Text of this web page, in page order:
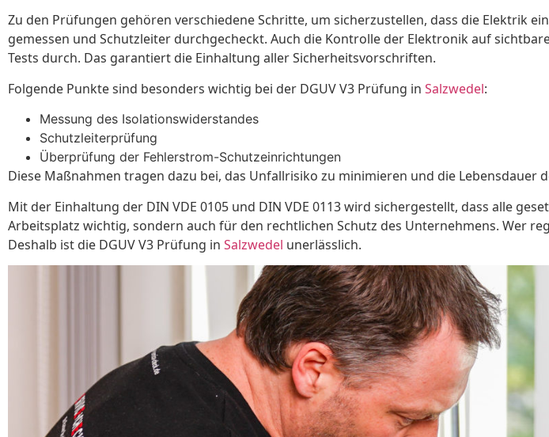
Zu den Prüfungen gehören verschiedene Schritte, um sicherzustellen, dass die Elektrik
gemessen und Schutzleiter durchgecheckt. Auch die Kontrolle der Elektronik auf
Tests durch. Das garantiert die Einhaltung aller Sicherheitsvorschriften.
Folgende Punkte sind besonders wichtig bei der DGUV V3 Prüfung in Salzwedel:
Messung des Isolationswiderstandes
Schutzleiterprüfung
Überprüfung der Fehlerstrom-Schutzeinrichtungen
Diese Maßnahmen tragen dazu bei, das Unfallrisiko zu minimieren und die Lebensdauer
Mit der Einhaltung der DIN VDE 0105 und DIN VDE 0113 wird sichergestellt, dass alle
Arbeitsplatz wichtig, sondern auch für den rechtlichen Schutz des Unternehmens. Wer
Deshalb ist die DGUV V3 Prüfung in Salzwedel unerlässlich.